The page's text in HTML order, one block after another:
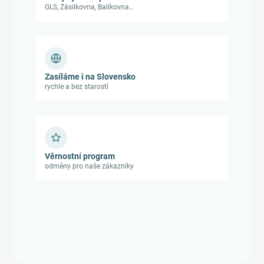
GLS, Zásilkovna, Balíkovna…
Zasíláme i na Slovensko
rychle a bez starostí
Věrnostní program
odměny pro naše zákazníky